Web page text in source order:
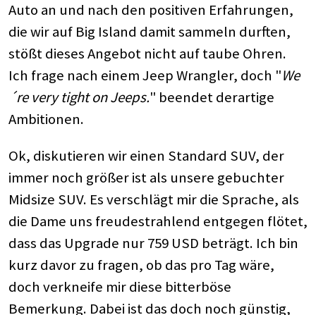
Auto an und nach den positiven Erfahrungen,
die wir auf Big Island damit sammeln durften,
stößt dieses Angebot nicht auf taube Ohren.
Ich frage nach einem Jeep Wrangler, doch "We
´re very tight on Jeeps." beendet derartige
Ambitionen.
Ok, diskutieren wir einen Standard SUV, der
immer noch größer ist als unsere gebuchter
Midsize SUV. Es verschlägt mir die Sprache, als
die Dame uns freudestrahlend entgegen flötet,
dass das Upgrade nur 759 USD beträgt. Ich bin
kurz davor zu fragen, ob das pro Tag wäre,
doch verkneife mir diese bitterböse
Bemerkung. Dabei ist das doch noch günstig,